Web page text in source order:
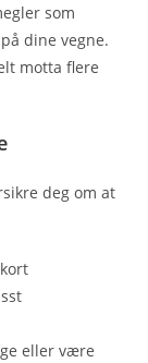
som
dine vegne.
motta flere
deg om at
eller være